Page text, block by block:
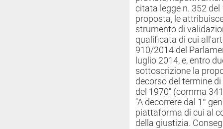
citata legge n. 352
proposta, le
strumento di
qualificata di cui
910/2014 del
luglio 2014, e, entro
sottoscrizione la
decorso del termine
del 1970" (comma
"A decorrere dal 1°
piattaforma di cui al
della giustizia.